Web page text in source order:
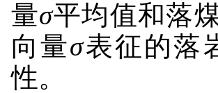
量σ平均值和落
向量σ表征的落
性。